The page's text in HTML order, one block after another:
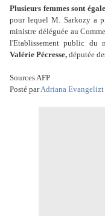
Plusieurs femmes sont
pour lequel M. Sarkozy a
ministre déléguée au
l'Etablissement public du
Valérie Pécresse, députée
Sources AFP
Posté parAdriana Evangelizt